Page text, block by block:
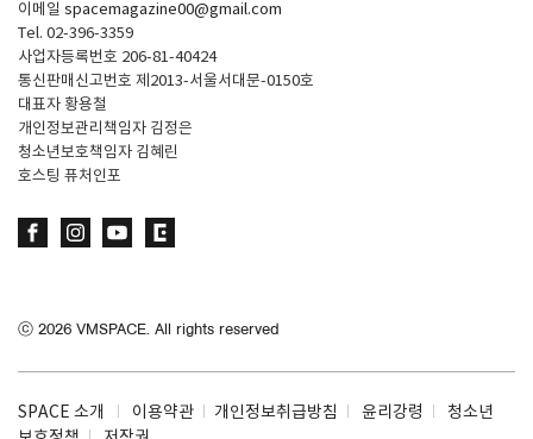
이메일 spacemagazine00@gmail.com
Tel. 02-396-3359
사업자등록번호 206-81-40424
통신판매신고번호 제2013-서울서대문-0150호
대표자 황용철
개인정보관리책임자 김정은
청소년보호책임자 김혜린
호스팅 퓨처인포
ⓒ 2026 VMSPACE. All rights reserved
SPACE 소개 이용약관 개인정보취급방침 윤리강령
청소년